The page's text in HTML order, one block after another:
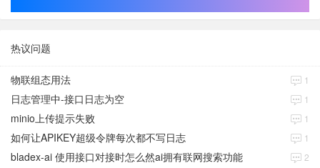
热议问题
物联组态用法 1
日志管理中-接口日志为空 1
minio上传提示失败 1
如何让APIKEY超级令牌每次都不写日志 1
bladex-ai 使用接口对接时怎么然ai拥有联网搜索功能 2